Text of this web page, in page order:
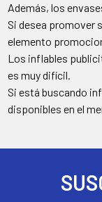
Además, los
Si desea promover
elemento
Los inflables
es muy difícil.
Si está buscando
disponibles en el